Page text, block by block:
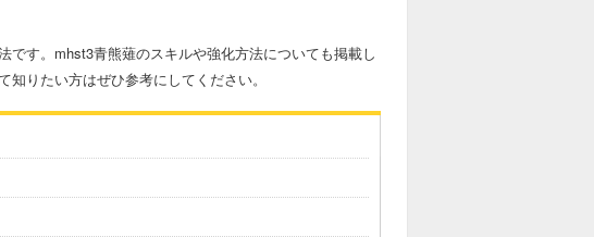
です。mhst3青熊薙のスキルや強化方法についても掲載し
りたい方はぜひ参考にしてください。